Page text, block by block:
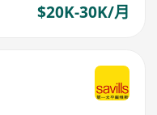
$20K-30K/月